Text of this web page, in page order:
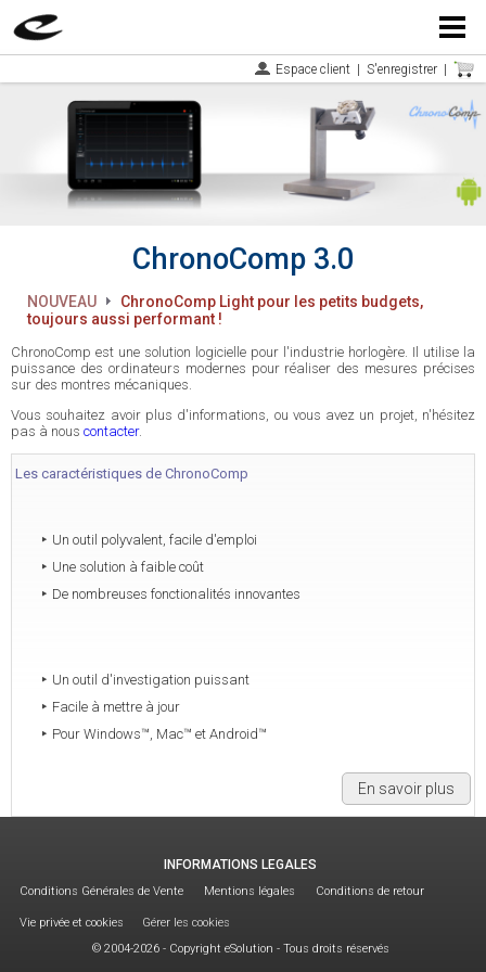
Menu
Espace client S'enregistrer
ChronoComp 3.0
NOUVEAU
ChronoComp Light pour les petits budgets,
toujours aussi performant !
ChronoComp est une solution logicielle pour l'industrie horlogère. Il utilise la
puissance des ordinateurs modernes pour réaliser des mesures précises
sur des montres mécaniques.
Vous souhaitez avoir plus d'informations, ou vous avez un projet, n'hésitez
pas à nous contacter.
Les caractéristiques de ChronoComp
Un outil polyvalent, facile d'emploi
Une solution à faible coût
De nombreuses fonctionalités innovantes
Un outil d'investigation puissant
Facile à mettre à jour
Pour Windows™, Mac™ et Android™
En savoir plus
INFORMATIONS LEGALES
Conditions Générales de Vente Mentions légales Conditions de retour
Vie privée et cookies
Gérer les cookies
© 2004-2026 - Copyright eSolution - Tous droits réservés